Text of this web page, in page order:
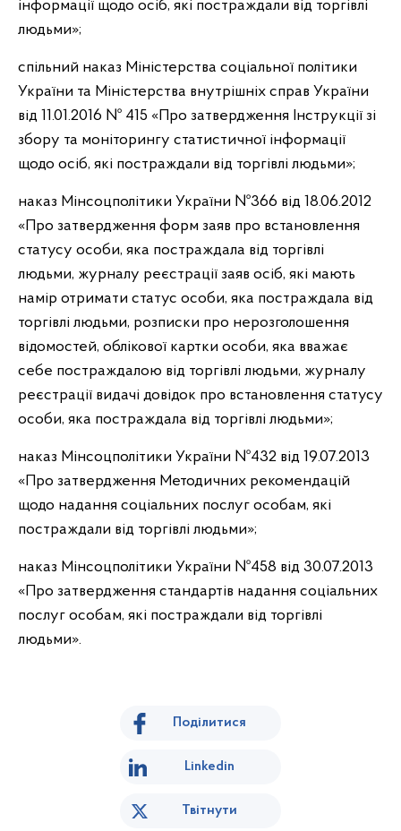
інформації щодо осіб, які постраждали від торгівлі
людьми»;
спільний наказ Міністерства соціальної політики
України та Міністерства внутрішніх справ України
від 11.01.2016 № 415 «Про затвердження Інструкції зі
збору та моніторингу статистичної інформації
щодо осіб, які постраждали від торгівлі людьми»;
наказ Мінсоцполітики України №366 від 18.06.2012
«Про затвердження форм заяв про встановлення
статусу особи, яка постраждала від торгівлі
людьми, журналу реєстрації заяв осіб, які мають
намір отримати статус особи, яка постраждала від
торгівлі людьми, розписки про нерозголошення
відомостей, облікової картки особи, яка вважає
себе постраждалою від торгівлі людьми, журналу
реєстрації видачі довідок про встановлення статусу
особи, яка постраждала від торгівлі людьми»;
наказ Мінсоцполітики України №432 від 19.07.2013
«Про затвердження Методичних рекомендацій
щодо надання соціальних послуг особам, які
постраждали від торгівлі людьми»;
наказ Мінсоцполітики України №458 від 30.07.2013
«Про затвердження стандартів надання соціальних
послуг особам, які постраждали від торгівлі
людьми».
Поділитися
Linkedin
Твітнути